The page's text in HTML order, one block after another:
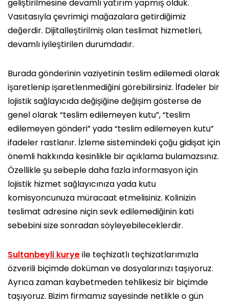
geliştirilmesine devamlı yatırım yapmış olduk.
Vasıtasıyla çevrimiçi mağazalara getirdiğimiz
değerdir. Dijitalleştirilmiş olan teslimat hizmetleri,
devamlı iyileştirilen durumdadır.
Burada gönderinin vaziyetinin teslim edilemedi olarak
işaretlenip işaretlenmediğini görebilirsiniz. İfadeler bir
lojistik sağlayıcıda değişiğine değişim gösterse de
genel olarak “teslim edilemeyen kutu”, “teslim
edilemeyen gönderi” yada “teslim edilemeyen kutu”
ifadeler rastlanır. İzleme sistemindeki çoğu gidişat için
önemli hakkında kesinlikle bir açıklama bulamazsınız.
Özellikle şu sebeple daha fazla informasyon için
lojistik hizmet sağlayıcınıza yada kutu
komisyoncunuza müracaat etmelisiniz. Kolinizin
teslimat adresine niçin sevk edilemediğinin kati
sebebini size sonradan söyleyebileceklerdir.
Sultanbeyli kuryeile teçhizatlı teçhizatlarımızla
özverili biçimde doküman ve dosyalarınızı taşıyoruz.
Ayrıca zaman kaybetmeden tehlikesiz bir biçimde
taşıyoruz. Bizim firmamız sayesinde netlikle o gün